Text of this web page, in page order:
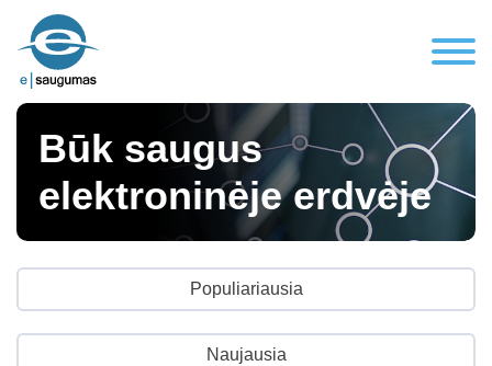
Būk saugus
elektroninėje erdvėje
Populiariausia
Naujausia